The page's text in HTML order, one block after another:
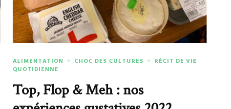
ALIMENTATION CHOC DES CULTURES
RÉCIT DE VIE
QUOTIDIENNE
Top, Flop & Meh : nos